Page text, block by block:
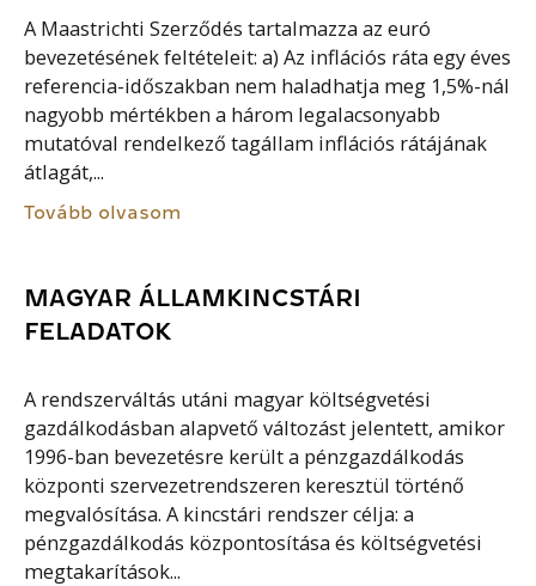
A Maastrichti Szerződés tartalmazza az euró
bevezetésének feltételeit: a) Az inflációs ráta egy éves
referencia-időszakban nem haladhatja meg 1,5%-nál
nagyobb mértékben a három legalacsonyabb
mutatóval rendelkező tagállam inflációs rátájának
átlagát,...
Tovább olvasom
MAGYAR ÁLLAMKINCSTÁRI
FELADATOK
A rendszerváltás utáni magyar költségvetési
gazdálkodásban alapvető változást jelentett, amikor
1996-ban bevezetésre került a pénzgazdálkodás
központi szervezetrendszeren keresztül történő
megvalósítása. A kincstári rendszer célja: a
pénzgazdálkodás központosítása és költségvetési
megtakarítások...